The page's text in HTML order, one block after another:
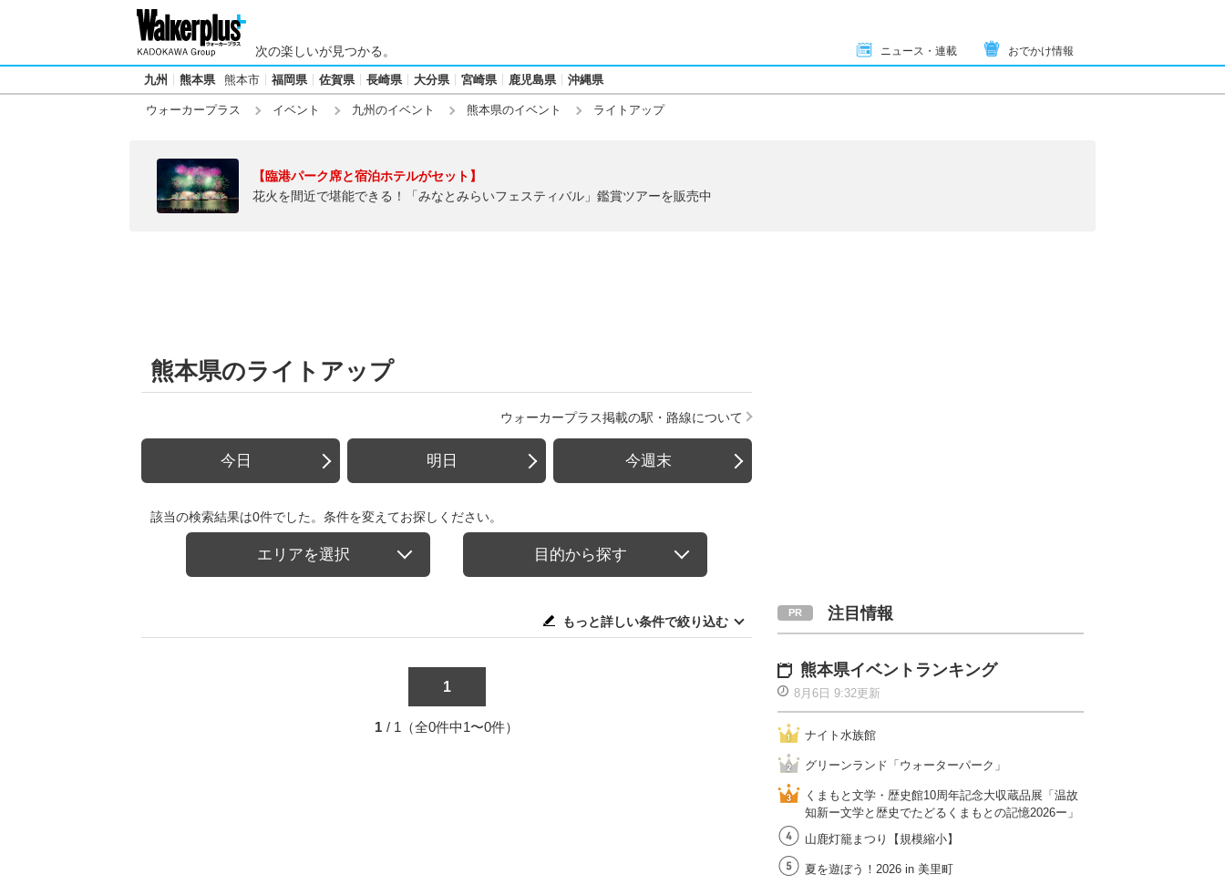
次の楽しいが見つかる。 ニュース・連載 おでかけ情報
九州 熊本県 熊本市 福岡県 佐賀県 長崎県 大分県 宮崎県 鹿児島県 沖縄県
ウォーカープラス イベント 九州のイベント 熊本県のイベント ライトアップ
【臨港パーク席と宿泊ホテルがセット】
花火を間近で堪能できる！「みなとみらいフェスティバル」鑑賞ツアーを販売中
熊本県のライトアップ
ウォーカープラス掲載の駅・路線について
今日 明日 今週末
該当の検索結果は0件でした。条件を変えてお探しください。
エリアを選択 目的から探す
もっと詳しい条件で絞り込む
1
1 / 1（全0件中1〜0件）
注目情報
熊本県イベントランキング
8月6日 9:32更新
ナイト水族館
グリーンランド「ウォーターパーク」
くまもと文学・歴史館10周年記念大収蔵品展「温故
知新ー文学と歴史でたどるくまもとの記憶2026ー」
山鹿灯籠まつり【規模縮小】
夏を遊ぼう！2026 in 美里町